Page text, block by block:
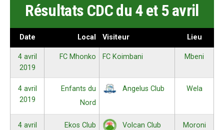
Résultats CDC du 4 et 5 avril
Date Local Visiteur Lieu
4 avril
2019
FC Mhonko FC Koimbani Mbeni
4 avril
2019
Enfants du
Nord
Angelus Club Wela
4 avril
Ekos Club Volcan Club Moroni